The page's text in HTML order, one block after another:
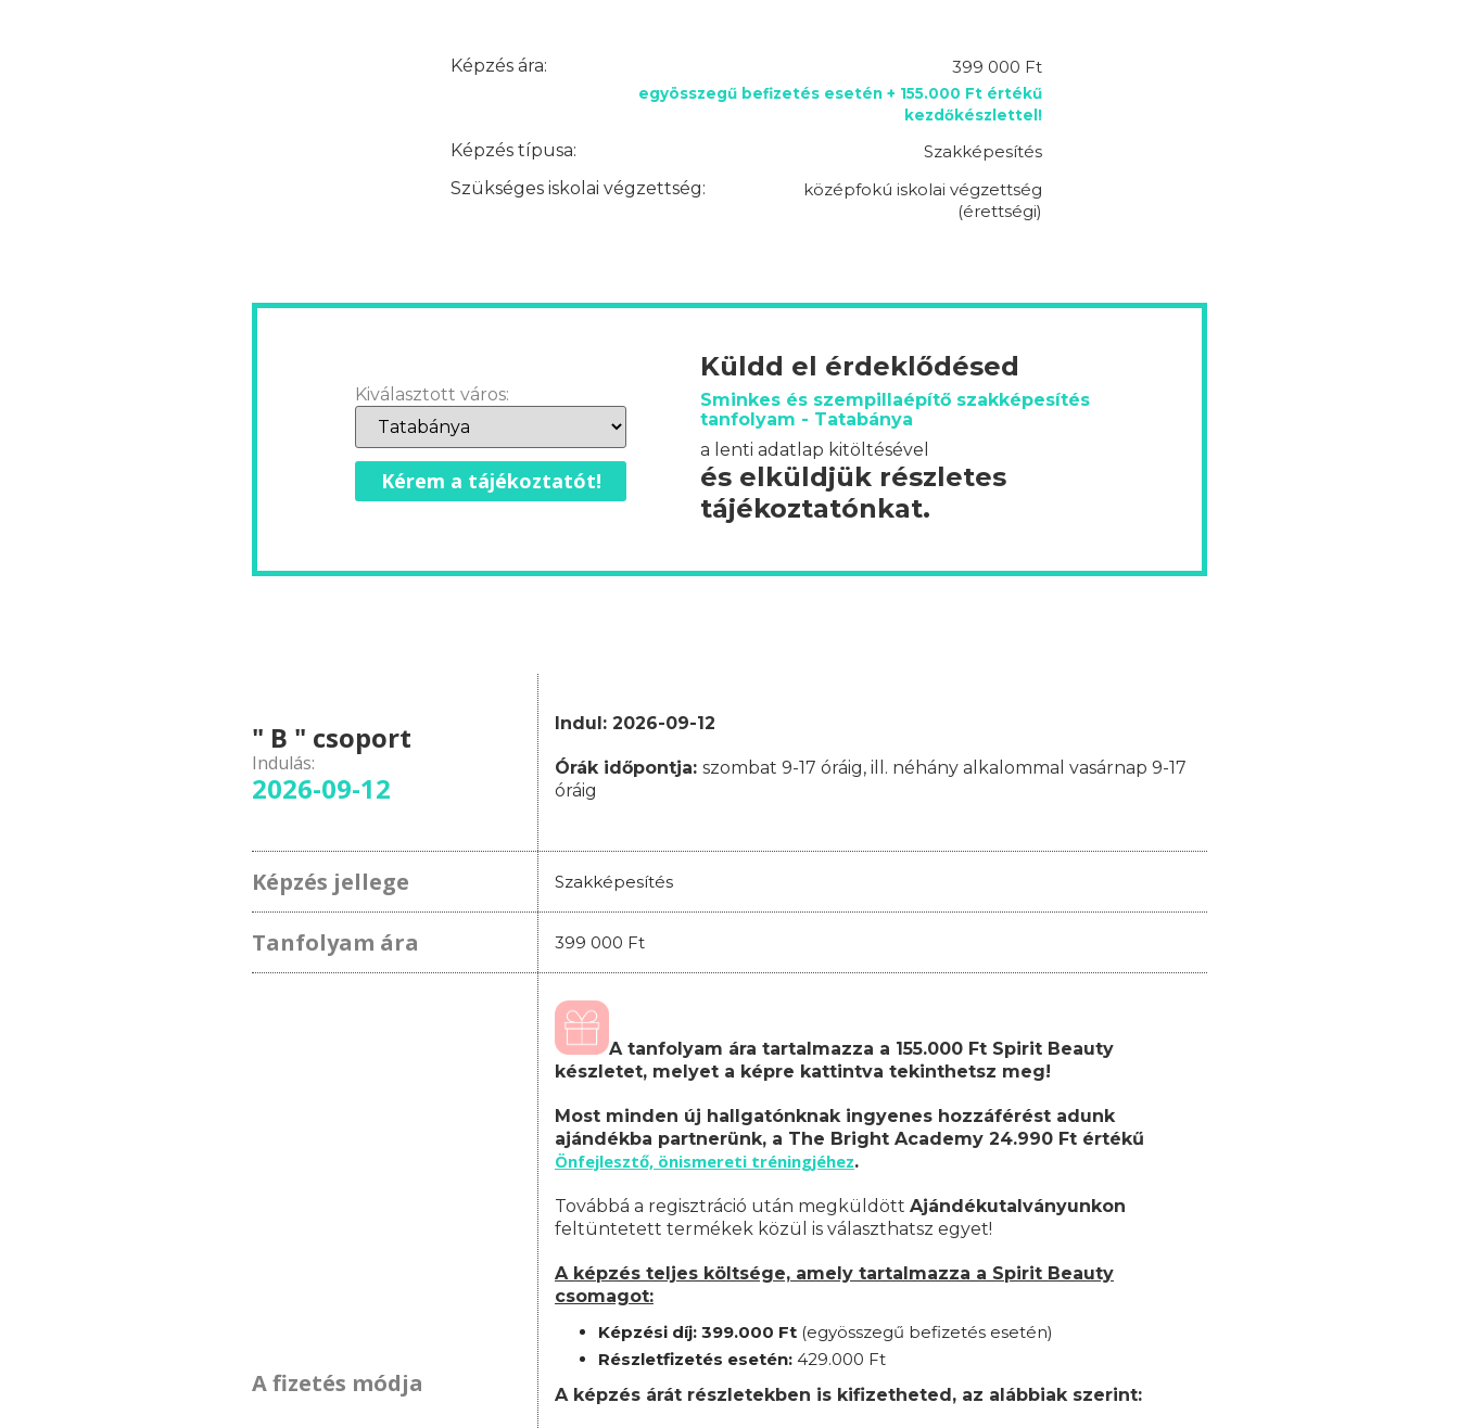
Képzés ára: 399 000 Ft
egyösszegű befizetés esetén + 155.000 Ft értékű
kezdőkészlettel!
Képzés típusa:
Szakképesítés
Szükséges iskolai végzettség:
középfokú iskolai végzettség
(érettségi)
Kiválasztott város:
Kérem a tájékoztatót!
Küldd el érdeklődésed
Sminkes és szempillaépítő szakképesítés
tanfolyam - Tatabánya
a lenti adatlap kitöltésével
és elküldjük részletes
tájékoztatónkat.
" B " csoport
Indulás:
2026-09-12
Indul: 2026-09-12
Órák időpontja: szombat 9-17 óráig, ill. néhány alkalommal vasárnap 9-17
óráig
Képzés jellege Szakképesítés
Tanfolyam ára 399 000 Ft
A fizetés módja
A tanfolyam ára tartalmazza a 155.000 Ft Spirit Beauty
készletet, melyet a képre kattintva tekinthetsz meg!
Most minden új hallgatónknak ingyenes hozzáférést adunk
ajándékba partnerünk, a The Bright Academy 24.990 Ft értékű
Önfejlesztő, önismereti tréningjéhez.
Továbbá a regisztráció után megküldött Ajándékutalványunkon
feltüntetett termékek közül is választhatsz egyet!
A képzés teljes költsége, amely tartalmazza a Spirit Beauty
csomagot:
Képzési díj: 399.000 Ft (egyösszegű befizetés esetén)
Részletfizetés esetén: 429.000 Ft
A képzés árát részletekben is kifizetheted, az alábbiak szerint: